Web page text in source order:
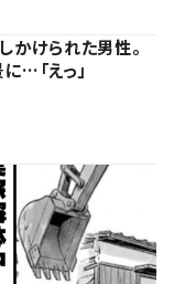
けられた男性。
…「えっ」